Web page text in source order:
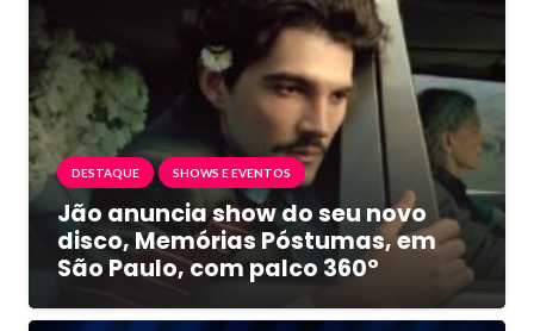
DESTAQUE SHOWS E EVENTOS
Jão anuncia show do seu novo
disco, Memórias Póstumas, em
São Paulo, com palco 360º